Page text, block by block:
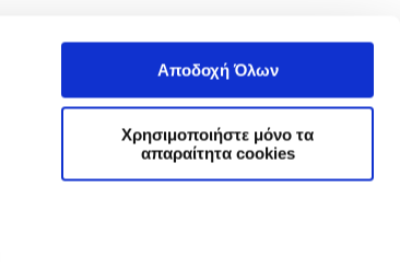
Αποδοχή Όλων
Χρησιμοποιήστε μόνο τα
απαραίτητα cookies